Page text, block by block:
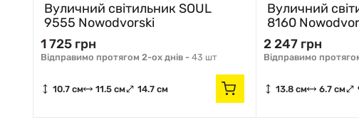
Вуличний світильник SOUL
9555 Nowodvorski
1 725 грн
Відправимо протягом 2-ох днів - 43 шт
10.7 см 11.5 см 14.7 см
Вуличний
8160
2 247 грн
Відправимо
13.8 см 6.7 см